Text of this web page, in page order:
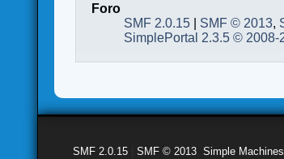
Foro
SMF 2.0.15
SMF © 2013,
SimplePortal 2.3.5 © 2008-
SMF 2.0.15 |SMF © 2013 ,Simple Machines